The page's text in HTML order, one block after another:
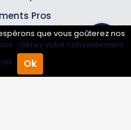
Pros
et CGV
que vous goûterez nos
Gérez votre consentement
Ok